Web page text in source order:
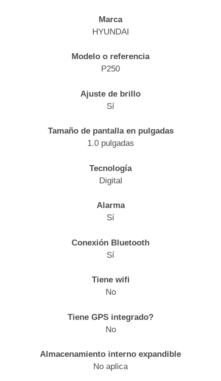
Marca
HYUNDAI
Modelo o referencia
P250
Ajuste de brillo
Sí
Tamaño de pantalla en pulgadas
1.0 pulgadas
Tecnología
Digital
Alarma
Sí
Conexión Bluetooth
Sí
Tiene wifi
No
Tiene GPS integrado?
No
Almacenamiento interno expandible
No aplica